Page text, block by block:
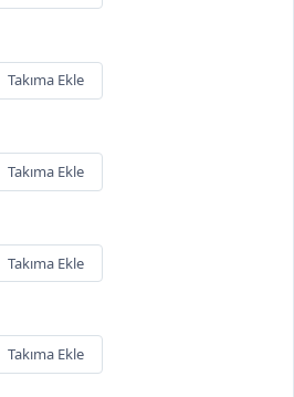
Takıma Ekle
Takıma Ekle
Takıma Ekle
Takıma Ekle